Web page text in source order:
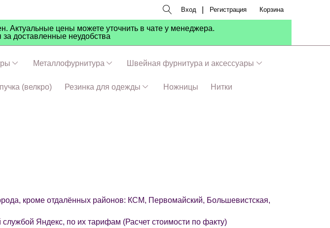
Вход Регистрация Корзина
Актуальные цены можете уточнить в чате у менеджера.
доставленные неудобства
Металлофурнитура Швейная фурнитура и аксессуары
(велкро) Резинка для одежды Ножницы Нитки
кроме отдалённых районов: КСМ, Первомайский, Большевистская,
Яндекс, по их тарифам (Расчет стоимости по факту)